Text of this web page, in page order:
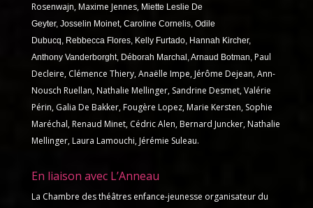
Rosenwajn, Maxime Jennes, Miette Leslie De
Geyter, Josselin Moinet, Caroline Cornelis, Odile
Dubucq, Rebbecca Flores, Kelly Furtado, Hannah Kircher,
Anthony Vanderborght, Déborah Marchal, Arnaud Botman, Paul
Decleire, Clémence Thiery, Anaëlle Impe, Jérôme Dejean, Ann-
Nousch Ruellan, Nathalie Mellinger, Sandrine Desmet, Valérie
Périn, Galia De Bakker, Fougère Lopez, Marie Kersten, Sophie
Maréchal, Renaud Minet, CédricAlen, Bernard Juncker, Nathalie
Mellinger, Laura Lamouchi, Jérémie Suleau.
En liaison avec L’Anneau
La Chambre des théâtres enfance-jeunesse organisateur du